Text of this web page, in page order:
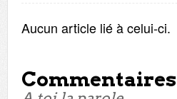
Aucun article lié à celui-ci.
Commentaires